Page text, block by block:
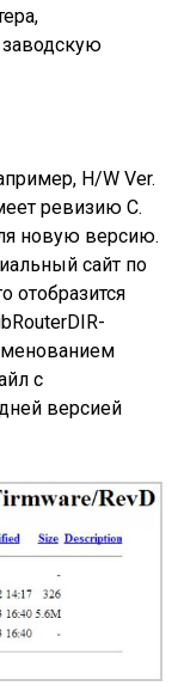
H/W Ver.
ревизию С.
новую версию.
сайт по
отобразится
с
версией